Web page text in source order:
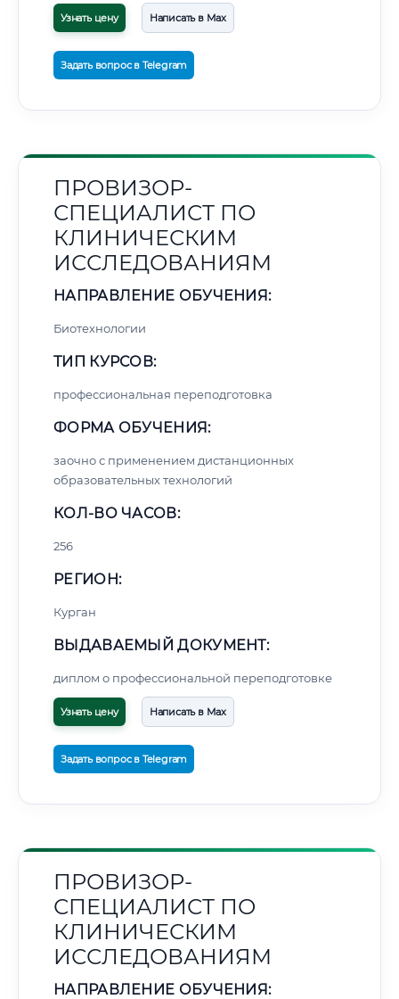
Узнать цену Написать в Max
Задать вопрос в Telegram
ПРОВИЗОР-
СПЕЦИАЛИСТ ПО
КЛИНИЧЕСКИМ
ИССЛЕДОВАНИЯМ
НАПРАВЛЕНИЕ ОБУЧЕНИЯ:
Биотехнологии
ТИП КУРСОВ:
профессиональная переподготовка
ФОРМА ОБУЧЕНИЯ:
заочно с применением дистанционных
образовательных технологий
КОЛ-ВО ЧАСОВ:
256
РЕГИОН:
Курган
ВЫДАВАЕМЫЙ ДОКУМЕНТ:
диплом о профессиональной переподготовке
Узнать цену Написать в Max
Задать вопрос в Telegram
ПРОВИЗОР-
СПЕЦИАЛИСТ ПО
КЛИНИЧЕСКИМ
ИССЛЕДОВАНИЯМ
НАПРАВЛЕНИЕ ОБУЧЕНИЯ: